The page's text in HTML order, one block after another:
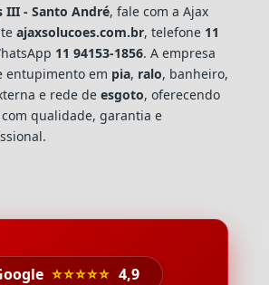
III - Santo André, fale com a Ajax
ajaxsolucoes.com.br, telefone 11
11 94153-1856. A empresa
entupimento em pia, ralo, banheiro,
e rede de esgoto, oferecendo
qualidade, garantia e
⭐⭐⭐⭐⭐ 4,9